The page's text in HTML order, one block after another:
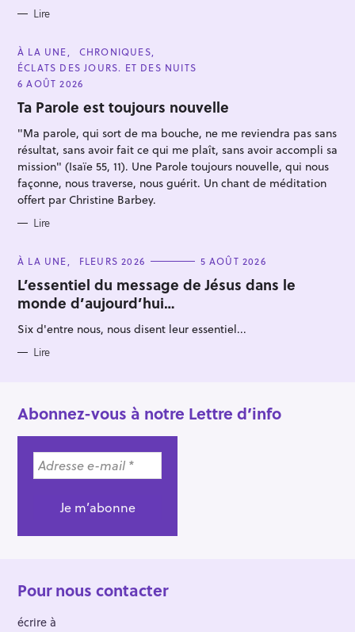
Lire
C
A
T
E
G
O
R
E
À LA UNE
CHRONIQUES
ÉCLATS DES JOURS. ET DES NUITS
6 AOÛT 2026
Ta Parole est toujours nouvelle
"Ma parole, qui sort de ma bouche, ne me reviendra pas sans
résultat, sans avoir fait ce qui me plaît, sans avoir accompli sa
mission" (Isaïe 55, 11). Une Parole toujours nouvelle, qui nous
façonne, nous traverse, nous guérit. Un chant de méditation
offert par Christine Barbey.
Lire
C
T
E
G
O
R
I
S
À LA UNE FLEURS 2026 5 AOÛT 2026
L’essentiel du message de Jésus dans le
monde d’aujourd’hui…
Six d'entre nous, nous disent leur essentiel...
Lire
Abonnez-vous à notre Lettre d’info
Pour nous contacter
écrire à
e
c
h
e
r
c
h
e
r